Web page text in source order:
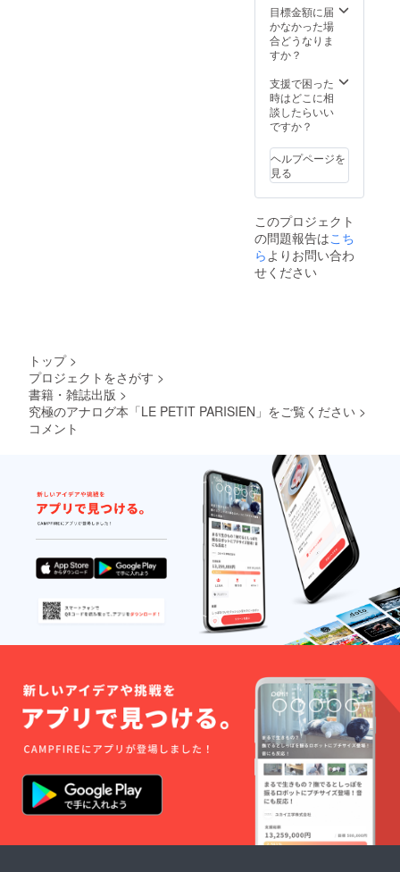
書票の
使用法
に関し
参照下
さい。
https://
www.yo
om/wat
v=XGP
P7LuXy
余白部
分にご
自身の
て使用
くださ
い。 蔵
書票の
に関し
てはこ
ちらを
参照下
https://
www.yo
utube.c
om/wat
ch?
時代相
応の古
色は当
時の味
考えて
何卒ご
承知お
きくだ
また新
聞は各
一部ず
つしか
ありま
せんの
で、本
ごとに
使用さ
ご理解
頂けま
いで
す。 ま
たLE
PETIT
PARISI
ENオリ
ジナル
の蔵書
票(本の
余白等
に貼り
付けて
所有者
を示す
付属し
ます。
余白部
分にご
自身の
お名前
を書い
て使用
くださ
い。 蔵
使用法
目標金額に届
かなかった場
合どうなりま
すか？
支援で困った
時はどこに相
談したらいい
ですか？
ヘルプページを
見る
このプロジェクト
の問題報告はこち
らよりお問い合わ
せください
トップ >
プロジェクトをさがす >
書籍・雑誌出版 >
究極のアナログ本「LE PETIT PARISIEN」をご覧ください >
コメント